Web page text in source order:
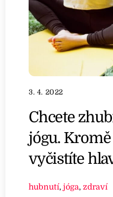
3. 4. 2022
Chcete
jógu.
vyčistíte
hubnutí,jóga, zdraví